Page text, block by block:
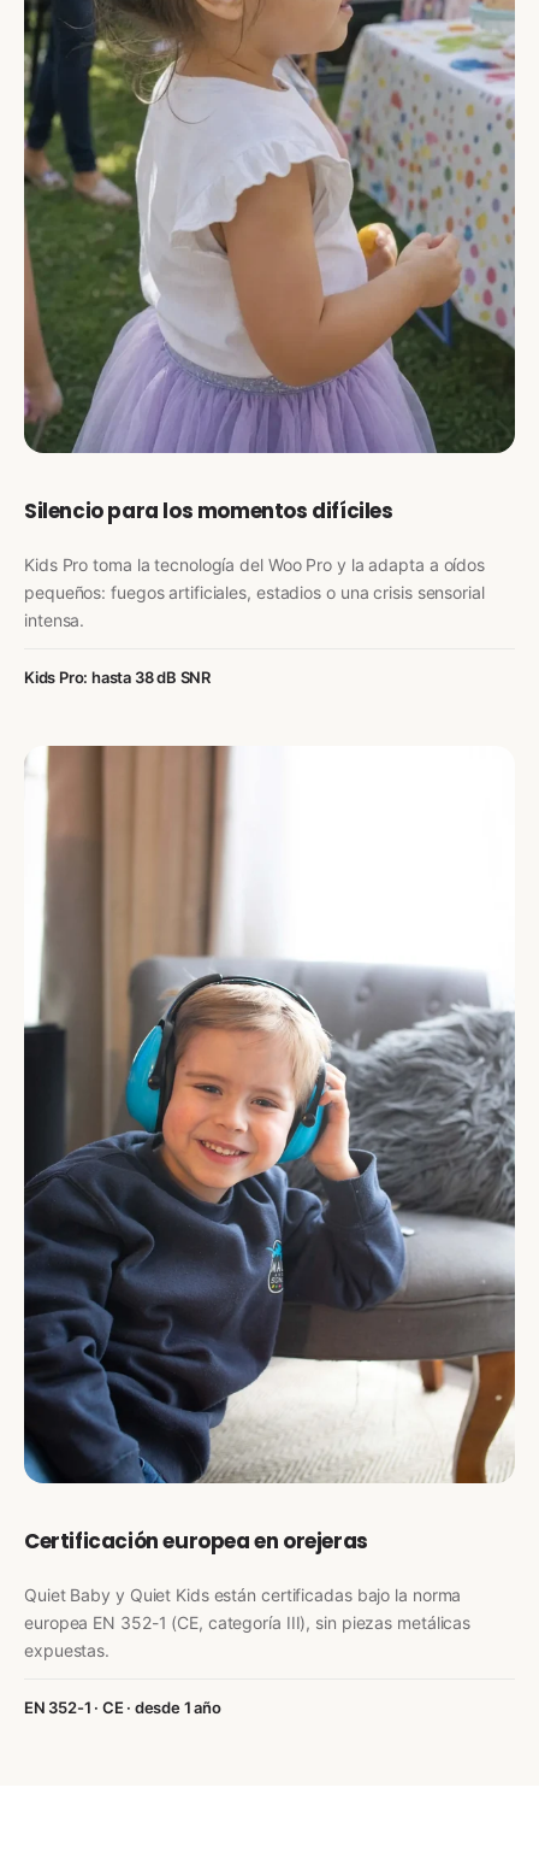
Silencio para los momentos difíciles
Kids Pro toma la tecnología del Woo Pro y la adapta a oídos
pequeños: fuegos artificiales, estadios o una crisis sensorial
intensa.
Kids Pro: hasta 38 dB SNR
Certificación europea en orejeras
Quiet Baby y Quiet Kids están certificadas bajo la norma
europea EN 352-1 (CE, categoría III), sin piezas metálicas
expuestas.
EN 352-1 · CE · desde 1 año